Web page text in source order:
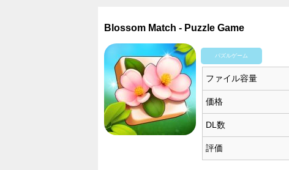
Blossom Match - Puzzle Game
パズルゲーム
ファイル容量
価格
DL数
評価